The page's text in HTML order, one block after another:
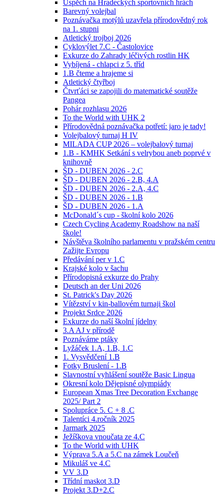
Úspěch na Hradeckých sportovních hrách
Barevný volejbal
Poznávačka motýlů uzavřela přírodovědný rok
na 1. stupni
Atletický trojboj 2026
Cyklovýlet 7.C - Častolovice
Exkurze do Zahrady léčivých rostlin HK
Vybíjená - chlapci z 5. tříd
1.B čteme a hrajeme si
Atletický čtyřboj
Čtvrťáci se zapojili do matematické soutěže
Pangea
Pohár rozhlasu 2026
To the World with UHK 2
Přírodovědná poznávačka potřetí: jaro je tady!
Volejbalový turnaj H IV
MILADA CUP 2026 – volejbalový turnaj
1.B - KMHK Setkání s velrybou aneb poprvé v
knihovně
ŠD - DUBEN 2026 - 2.C
ŠD - DUBEN 2026 - 2.B, 4.A
ŠD - DUBEN 2026 - 2.A, 4.C
ŠD - DUBEN 2026 - 1.B
ŠD - DUBEN 2026 - 1.A
McDonald´s cup - školní kolo 2026
Czech Cycling Academy Roadshow na naší
škole!
Návštěva školního parlamentu v pražském centru
Zažijte Evropu
Předávání per v 1.C
Krajské kolo v šachu
Přírodopisná exkurze do Prahy
Deutsch an der Uni 2026
St. Patrick's Day 2026
Vítězství v kin-ballovém turnaji škol
Projekt Srdce 2026
Exkurze do naší školní jídelny
3.A AJ v přírodě
Poznáváme ptáky
Lyžáček 1.A, 1.B, 1.C
1. Vysvědčení 1.B
Fotky Bruslení - 1.B
Slavnostní vyhlášení soutěže Basic Lingua
Okresní kolo Dějepisné olympiády
European Xmas Tree Decoration Exchange
2025/ Part 2
Spolupráce 5. C + 8 .C
Talentíci 4.ročník 2025
Jarmark 2025
Ježíškova vnoučata ze 4.C
To the World with UHK
Výprava 5.A a 5.C na zámek Loučeň
Mikuláš ve 4.C
VV 3.D
Třídní maskot 3.D
Projekt 3.D+2.C